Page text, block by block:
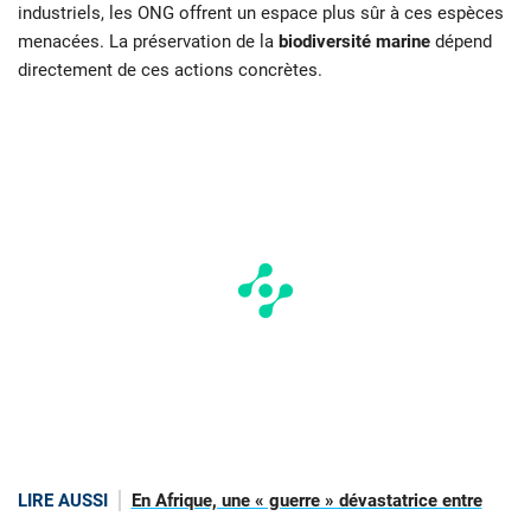
industriels, les ONG offrent un espace plus sûr à ces espèces
menacées. La préservation de la biodiversité marine dépend
directement de ces actions concrètes.
LIRE AUSSI
En Afrique, une « guerre » dévastatrice entre